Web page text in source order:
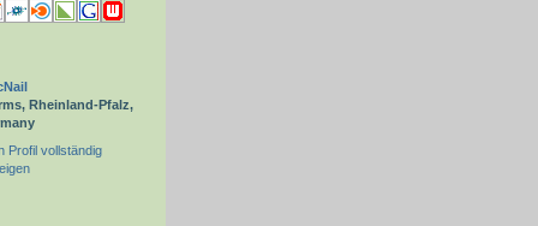
Rheinland-Pfalz,
Profil vollständig